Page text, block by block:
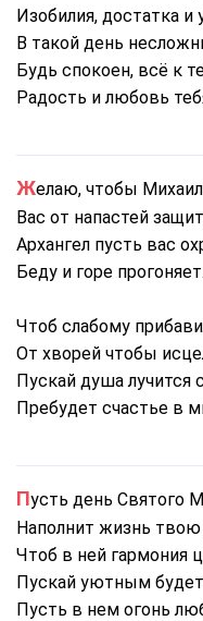
Изобилия, достатка и
В такой день
Будь спокоен, всё к
Радость и любовь
Желаю, чтобы Михаил
Вас от напастей
Архангел пусть вас
Беду и горе прогоняет.
Чтоб слабому
От хворей чтобы
Пускай душа лучится
Пребудет счастье в
Пусть день Святого
Наполнит жизнь
Чтоб в ней гармония
Пускай уютным
Пусть в нем огонь